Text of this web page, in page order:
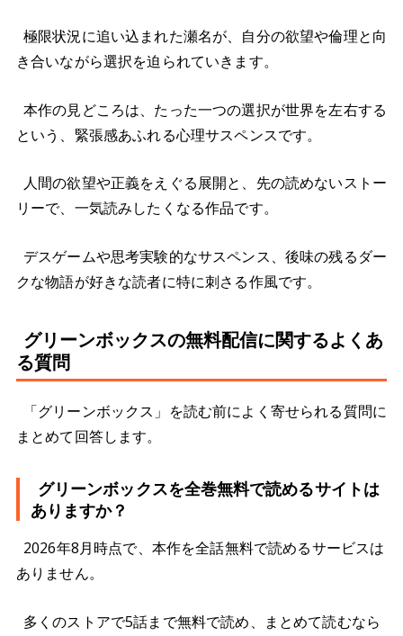
極限状況に追い込まれた瀬名が、自分の欲望や倫理と向
き合いながら選択を迫られていきます。
本作の見どころは、たった一つの選択が世界を左右する
という、緊張感あふれる心理サスペンスです。
人間の欲望や正義をえぐる展開と、先の読めないストー
リーで、一気読みしたくなる作品です。
デスゲームや思考実験的なサスペンス、後味の残るダー
クな物語が好きな読者に特に刺さる作風です。
グリーンボックスの無料配信に関するよくあ
る質問
「グリーンボックス」を読む前によく寄せられる質問に
まとめて回答します。
グリーンボックスを全巻無料で読めるサイトは
ありますか？
2026年8月時点で、本作を全話無料で読めるサービスは
ありません。
多くのストアで5話まで無料で読め、まとめて読むなら